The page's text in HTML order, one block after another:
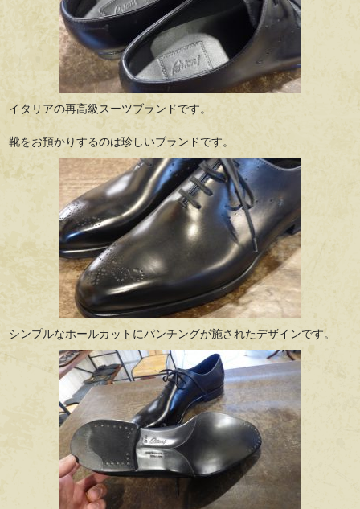
イタリアの再高級スーツブランドです。
靴をお預かりするのは珍しいブランドです。
シンプルなホールカットにパンチングが施されたデザインです。